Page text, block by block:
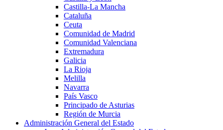
Castilla-La Mancha
Cataluña
Ceuta
Comunidad de Madrid
Comunidad Valenciana
Extremadura
Galicia
La Rioja
Melilla
Navarra
País Vasco
Principado de Asturias
Región de Murcia
Administración General del Estado